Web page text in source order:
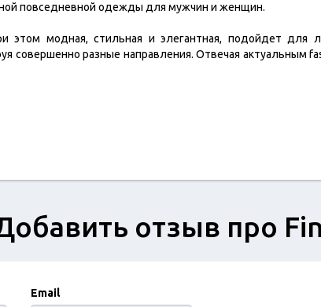
повседневной одежды для мужчин и женщин.
этом модная, стильная и элегантная, подойдет для
совершенно разные направления. Отвечая актуальным
отзыв про
Email